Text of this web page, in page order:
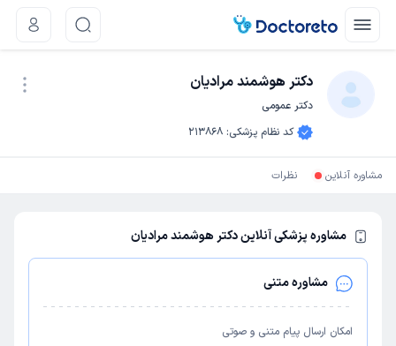
دکتر هوشمند مرادیان
دکتر عمومی
کد نظام پزشکی:
213868
مشاوره آنلاین نظرات
مشاوره پزشکی آنلاین دکتر هوشمند مرادیان
مشاوره متنی
امکان ارسال پیام متنی و صوتی